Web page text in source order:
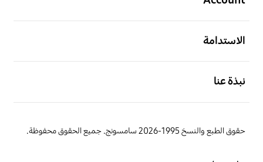
الاستدامة
نبذة عنا
حقوق الطبع والنسخ 1995-2026 سامسونج. جميع الحقوق محفوظة.